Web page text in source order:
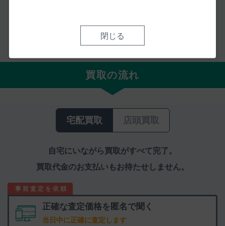
閉じる
買取の流れ
宅配買取 店頭買取
自宅にいながら買取がすべて完了。
買取代金のお支払いもお待たせしません。
正確な査定価格を 匿名で聞く
当日中に正確に査定します